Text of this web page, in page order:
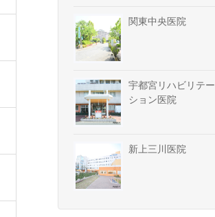
関東中央医院
宇都宮リハビリテー
ション医院
新上三川医院